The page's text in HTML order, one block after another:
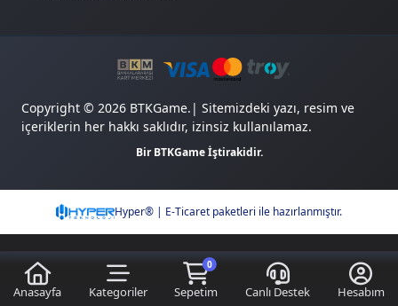
1,288.35TL Sepete Ekle
Anasayfa Kategoriler
0
Sepetim Canlı Destek Hesabım
Copyright © 2026 BTKGame.| Sitemizdeki yazı, resim ve
içeriklerin her hakkı saklıdır, izinsiz kullanılamaz.
Bir BTKGame İştirakidir.
Hyper® | E-Ticaret paketleri ile hazırlanmıştır.